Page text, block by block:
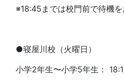
※18:45までは校門前で待機を
●寝屋川校（火曜日）
小学2年生〜小学5年生：